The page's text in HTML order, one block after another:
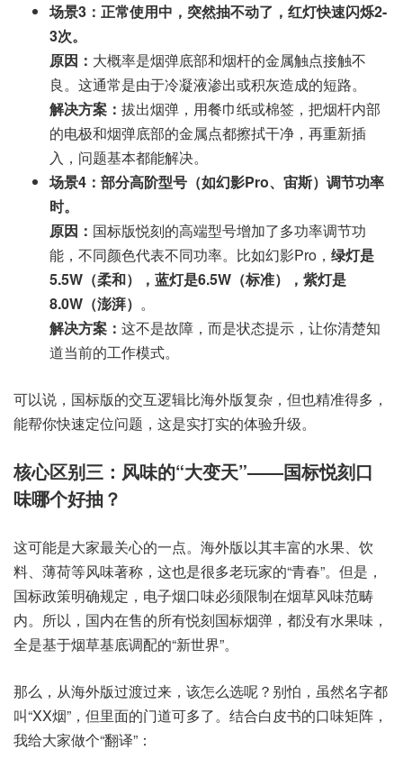
场景3：正常使用中，突然抽不动了，红灯快速闪烁2-
3次。
原因： 大概率是烟弹底部和烟杆的金属触点接触不
良。这通常是由于冷凝液渗出或积灰造成的短路。
解决方案： 拔出烟弹，用餐巾纸或棉签，把烟杆内部
的电极和烟弹底部的金属点都擦拭干净，再重新插
入，问题基本都能解决。
场景4：部分高阶型号（如幻影Pro、宙斯）调节功率
时。
原因： 国标版悦刻的高端型号增加了多功率调节功
能，不同颜色代表不同功率。比如幻影Pro， 绿灯是
5.5W（柔和），蓝灯是6.5W（标准），紫灯是
8.0W（澎湃） 。
解决方案： 这不是故障，而是状态提示，让你清楚知
道当前的工作模式。
可以说，国标版的交互逻辑比海外版复杂，但也精准得多，
能帮你快速定位问题，这是实打实的体验升级。
核心区别三：风味的“大变天”——国标悦刻口
味哪个好抽？
这可能是大家最关心的一点。海外版以其丰富的水果、饮
料、薄荷等风味著称，这也是很多老玩家的“青春”。但是，
国标政策明确规定，电子烟口味必须限制在烟草风味范畴
内。所以，国内在售的所有悦刻国标烟弹，都没有水果味，
全是基于烟草基底调配的“新世界”。
那么，从海外版过渡过来，该怎么选呢？别怕，虽然名字都
叫“XX烟”，但里面的门道可多了。结合白皮书的口味矩阵，
我给大家做个“翻译”：